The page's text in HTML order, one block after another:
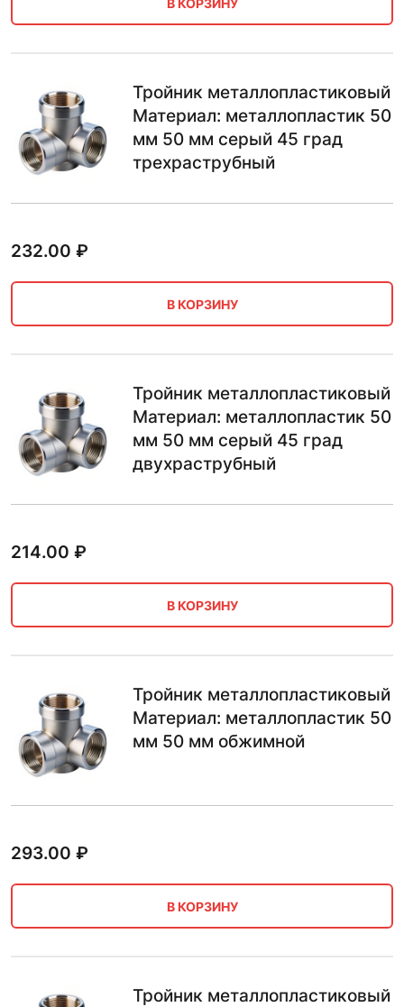
Тройник металлопластиковый
Материал: металлопластик 50
мм 50 мм серый 45 град
трехраструбный
232.00 ₽
В КОРЗИНУ
Тройник металлопластиковый
Материал: металлопластик 50
мм 50 мм серый 45 град
двухраструбный
214.00 ₽
В КОРЗИНУ
Тройник металлопластиковый
Материал: металлопластик 50
мм 50 мм обжимной
293.00 ₽
В КОРЗИНУ
Тройник металлопластиковый